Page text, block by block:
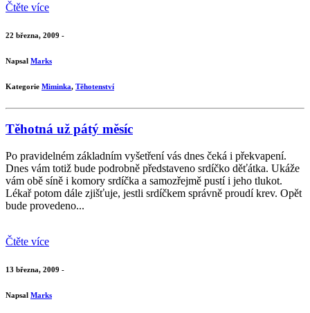
Čtěte více
22 března, 2009 -
Napsal Marks
Kategorie Miminka, Těhotenství
Těhotná už pátý měsíc
Po pravidelném základním vyšetření vás dnes čeká i překvapení.
Dnes vám totiž bude podrobně představeno srdíčko děťátka. Ukáže
vám obě síně i komory srdíčka a samozřejmě pustí i jeho tlukot.
Lékař potom dále zjišťuje, jestli srdíčkem správně proudí krev. Opět
bude provedeno...
Čtěte více
13 března, 2009 -
Napsal Marks